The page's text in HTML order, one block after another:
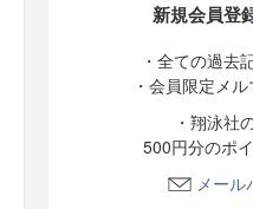
新規会員登
・全ての過去
・会員限定メ
・翔泳社
500円分のポ
メール